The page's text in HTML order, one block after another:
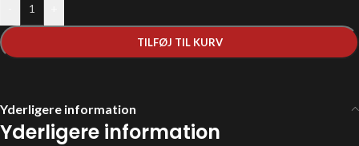
TILFØJ TIL KURV
Yderligere information
Yderligere information